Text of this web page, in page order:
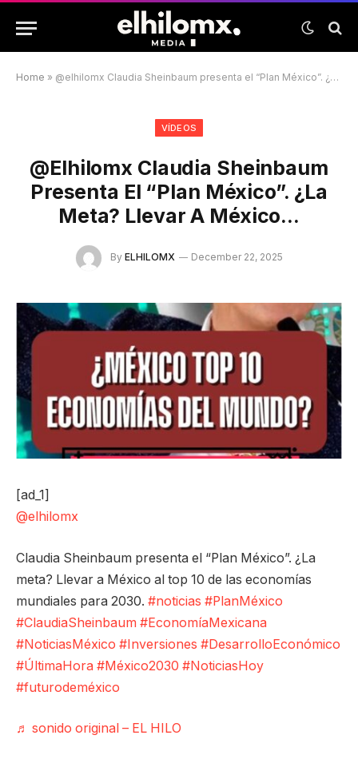
Home » @elhilomx Claudia Sheinbaum presenta el “Plan México”. ¿La meta? Llevar a México…
VÍDEOS
@elhilomx Claudia Sheinbaum
Presenta El “Plan México”. ¿La
Meta? Llevar A México…
By ELHILOMX December 22, 2025
[ad_1]
@elhilomx
Claudia Sheinbaum presenta el “Plan México”. ¿La
meta? Llevar a México al top 10 de las economías
mundiales para 2030. #noticias #PlanMéxico
#ClaudiaSheinbaum #EconomíaMexicana
#NoticiasMéxico #Inversiones #DesarrolloEconómico
#ÚltimaHora #México2030 #NoticiasHoy
#futurodeméxico
♬ sonido original – EL HILO